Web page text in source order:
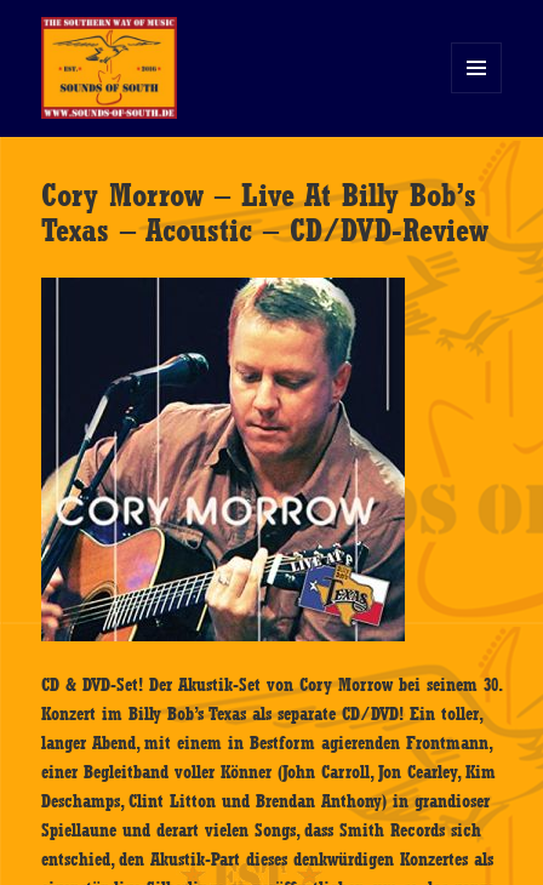
WIDGETS
Cory Morrow – Live At Billy Bob’s
Texas – Acoustic – CD/DVD-Review
CD & DVD-Set! Der Akustik-Set von Cory Morrow bei seinem 30.
Konzert im Billy Bob’s Texas als separate CD/DVD! Ein toller,
langer Abend, mit einem in Bestform agierenden Frontmann,
einer Begleitband voller Könner (John Carroll, Jon Cearley, Kim
Deschamps, Clint Litton und Brendan Anthony) in grandioser
Spiellaune und derart vielen Songs, dass Smith Records sich
entschied, den Akustik-Part dieses denkwürdigen Konzertes als